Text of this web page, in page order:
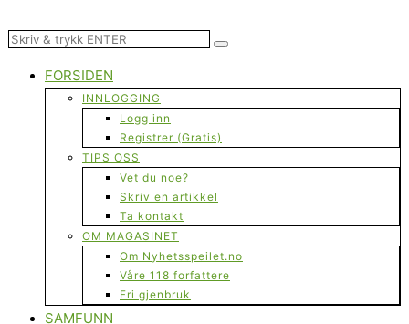
FORSIDEN
INNLOGGING
Logg inn
Registrer (Gratis)
TIPS OSS
Vet du noe?
Skriv en artikkel
Ta kontakt
OM MAGASINET
Om Nyhetsspeilet.no
Våre 118 forfattere
Fri gjenbruk
SAMFUNN